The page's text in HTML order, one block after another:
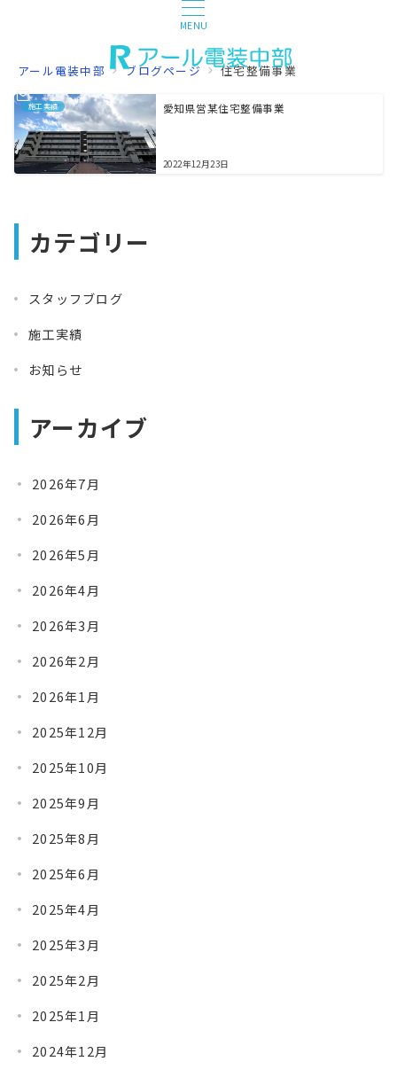
MENU
アール電装中部 ブログページ 住宅整備事業
施工実績 愛知県営某住宅整備事業
2022年12月23日
カテゴリー
スタッフブログ
施工実績
お知らせ
アーカイブ
2026年7月
2026年6月
2026年5月
2026年4月
2026年3月
2026年2月
2026年1月
2025年12月
2025年10月
2025年9月
2025年8月
2025年6月
2025年4月
2025年3月
2025年2月
2025年1月
2024年12月